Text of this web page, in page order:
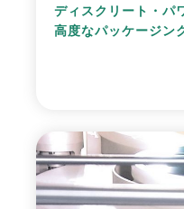
ディスクリート・パ
高度なパッケージン